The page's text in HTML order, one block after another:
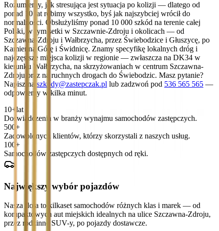
Rozumiemy, jak stresująca jest sytuacja po kolizji — dlatego od
ponad 10 lat robimy wszystko, byś jak najszybciej wrócił do
normalności. Obsłużyliśmy ponad 10 000 szkód na terenie całej
Polski, w tym setki w Szczawnie-Zdroju i okolicach — od
Szczawna-Zdroju i Wałbrzycha, przez Świebodzice i Głuszycę, po
Kamienną Górę i Świdnicę. Znamy specyfikę lokalnych dróg i
najczęstsze miejsca kolizji w regionie — zwłaszcza na DK34 w
kierunku Wałbrzycha, na skrzyżowaniach w centrum Szczawna-
Zdroju oraz na ruchnych drogach do Świebodzic. Masz pytanie?
Napisz na szkody@zastepczak.pl lub zadzwoń pod 536 565 565 —
odpowiemy w kilka minut.
10+ lat
Doświadczenia w branży wynajmu samochodów zastępczych.
500+
Zadowolonych klientów, którzy skorzystali z naszych usług.
100+
Samochodów zastępczych dostępnych od ręki.
Największy wybór pojazdów
Nasza flota to kilkaset samochodów różnych klas i marek — od
kompaktowych aut miejskich idealnych na ulice Szczawna-Zdroju,
przez rodzinne SUV-y, po pojazdy dostawcze.